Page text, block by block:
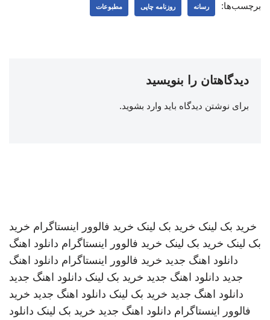
برچسب‌ها: رسانه روزنامه چاپی مطبوعات
دیدگاهتان را بنویسید
برای نوشتن دیدگاه باید وارد بشوید.
خرید بک لینک خرید بک لینک خرید فالوور اینستاگرام خرید
بک لینک خرید بک لینک خرید فالوور اینستاگرام دانلود اهنگ
دانلود اهنگ جدید خرید فالوور اینستاگرام دانلود اهنگ
جدید دانلود اهنگ جدید خرید بک لینک دانلود اهنگ جدید
دانلود اهنگ جدید خرید بک لینک دانلود اهنگ جدید خرید
فالوور اینستاگرام دانلود اهنگ جدید خرید بک لینک دانلود